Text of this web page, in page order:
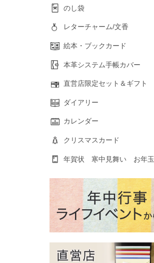
のし袋
レターチャーム/文香
絵本・ブックカード
本革システム手帳カバー
直営店限定セット＆ギフト
ダイアリー
カレンダー
クリスマスカード
年賀状 寒中見舞い お年玉